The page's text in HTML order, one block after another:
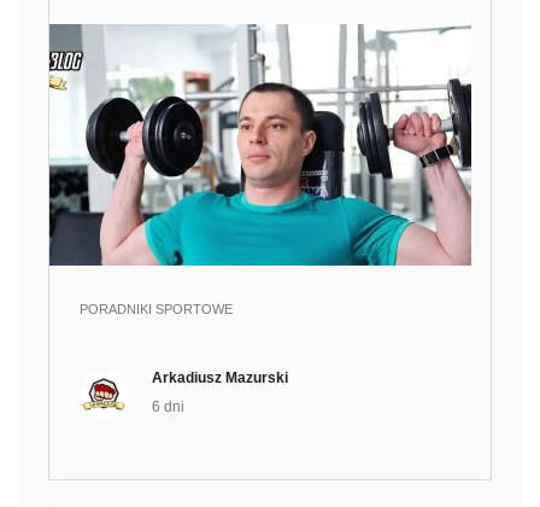
PORADNIKI SPORTOWE
Arkadiusz Mazurski
6 dni